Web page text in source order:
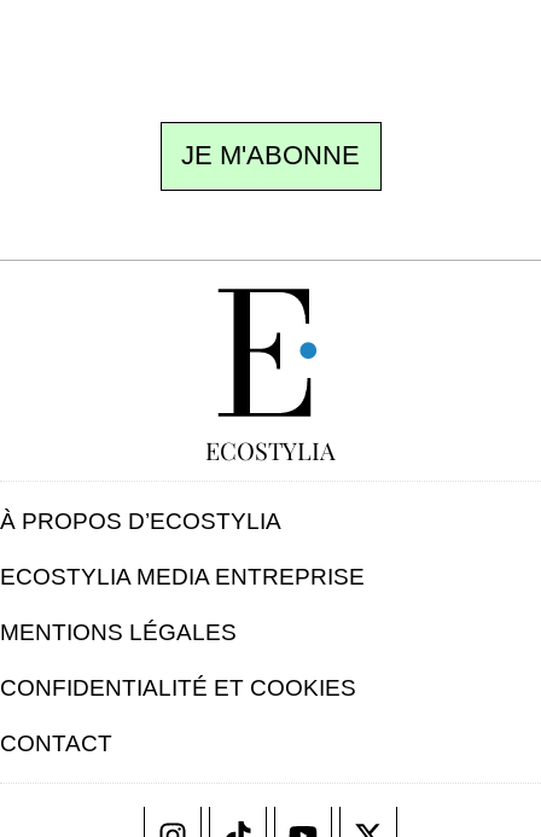
JE M'ABONNE
ECOSTYLIA
À PROPOS D’ECOSTYLIA
ECOSTYLIA MEDIA ENTREPRISE
MENTIONS LÉGALES
CONFIDENTIALITÉ ET COOKIES
CONTACT